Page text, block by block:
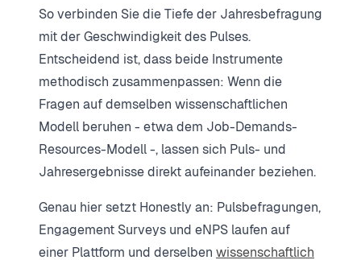
So verbinden Sie die Tiefe der Jahresbefragung
mit der Geschwindigkeit des Pulses.
Entscheidend ist, dass beide Instrumente
methodisch zusammenpassen: Wenn die
Fragen auf demselben wissenschaftlichen
Modell beruhen - etwa dem Job-Demands-
Resources-Modell -, lassen sich Puls- und
Jahresergebnisse direkt aufeinander beziehen.
Genau hier setzt Honestly an: Pulsbefragungen,
Engagement Surveys und eNPS laufen auf
einer Plattform und derselben wissenschaftlich